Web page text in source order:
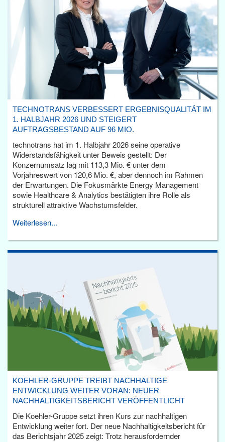
TECHNOTRANS VERBESSERT ERGEBNISQUALITÄT IM
1. HALBJAHR 2026 UND STEIGERT
AUFTRAGSBESTAND AUF 96 MIO.
technotrans hat im 1. Halbjahr 2026 seine operative
Widerstandsfähigkeit unter Beweis gestellt: Der
Konzernumsatz lag mit 113,3 Mio. € unter dem
Vorjahreswert von 120,6 Mio. €, aber dennoch im Rahmen
der Erwartungen. Die Fokusmärkte Energy Management
sowie Healthcare & Analytics bestätigten ihre Rolle als
strukturell attraktive Wachstumsfelder.
Weiterlesen...
KOEHLER-GRUPPE TREIBT NACHHALTIGE
ENTWICKLUNG WEITER VORAN: NEUER
NACHHALTIGKEITSBERICHT VERÖFFENTLICHT
Die Koehler-Gruppe setzt ihren Kurs zur nachhaltigen
Entwicklung weiter fort. Der neue Nachhaltigkeitsbericht für
das Berichtsjahr 2025 zeigt: Trotz herausfordernder